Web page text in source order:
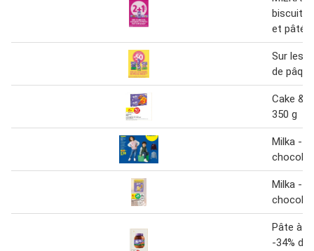
et pâté
Sur les
de
Cake &
350 g
Milka -
Milka -
Pâte à
-34% de